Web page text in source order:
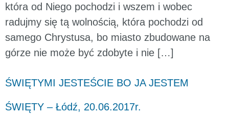
która od Niego pochodzi i wszem i wobec
radujmy się tą wolnością, która pochodzi od
samego Chrystusa, bo miasto zbudowane na
górze nie może być zdobyte i nie […]
ŚWIĘTYMI JESTEŚCIE BO JA JESTEM
ŚWIĘTY – Łódź, 20.06.2017r.